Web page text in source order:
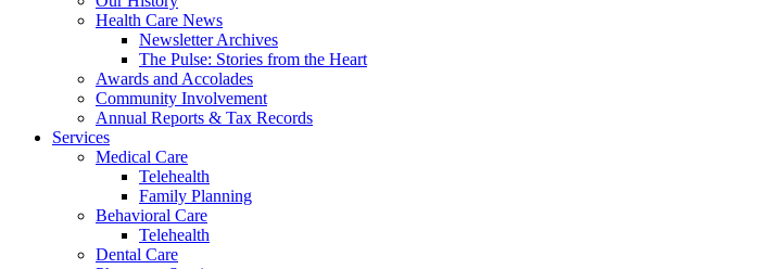
Health Care News
Newsletter Archives
The Pulse: Stories from the Heart
Awards and Accolades
Community Involvement
Annual Reports & Tax Records
Services
Medical Care
Telehealth
Family Planning
Behavioral Care
Telehealth
Dental Care